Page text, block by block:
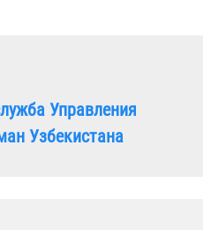
Управления
Узбекистана